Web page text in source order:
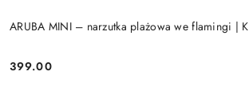
ARUBA MINI – narzutka plażowa we flamingi |
Cena:
399.00